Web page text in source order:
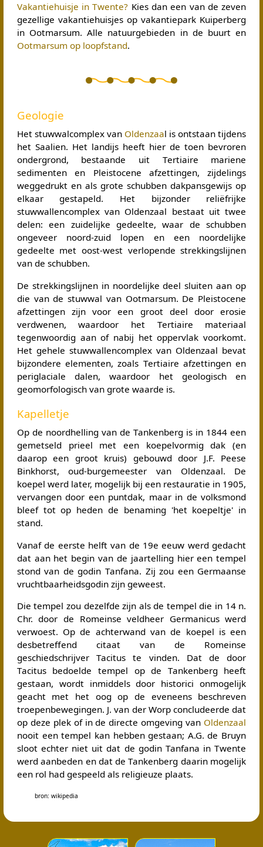
Vakantiehuisje in Twente? Kies dan een van de zeven
gezellige vakantiehuisjes op vakantiepark Kuiperberg
in Ootmarsum. Alle natuurgebieden in de buurt en
Ootmarsum op loopfstand.
Geologie
Het stuwwalcomplex van Oldenzaal is ontstaan tijdens
het Saalien. Het landijs heeft hier de toen bevroren
ondergrond, bestaande uit Tertiaire mariene
sedimenten en Pleistocene afzettingen, zijdelings
weggedrukt en als grote schubben dakpansgewijs op
elkaar gestapeld. Het bijzonder reliëfrijke
stuwwallencomplex van Oldenzaal bestaat uit twee
delen: een zuidelijke gedeelte, waar de schubben
ongeveer noord-zuid lopen en een noordelijke
gedeelte met oost-west verlopende strekkingslijnen
van de schubben.
De strekkingslijnen in noordelijke deel sluiten aan op
die van de stuwwal van Ootmarsum. De Pleistocene
afzettingen zijn voor een groot deel door erosie
verdwenen, waardoor het Tertiaire materiaal
tegenwoordig aan of nabij het oppervlak voorkomt.
Het gehele stuwwallencomplex van Oldenzaal bevat
bijzondere elementen, zoals Tertiaire afzettingen en
periglaciale dalen, waardoor het geologisch en
geomorfologisch van grote waarde is.
Kapelletje
Op de noordhelling van de Tankenberg is in 1844 een
gemetseld prieel met een koepelvormig dak (en
daarop een groot kruis) gebouwd door J.F. Peese
Binkhorst, oud-burgemeester van Oldenzaal. De
koepel werd later, mogelijk bij een restauratie in 1905,
vervangen door een puntdak, maar in de volksmond
bleef tot op heden de benaming 'het koepeltje' in
stand.
Vanaf de eerste helft van de 19e eeuw werd gedacht
dat aan het begin van de jaartelling hier een tempel
stond van de godin Tanfana. Zij zou een Germaanse
vruchtbaarheidsgodin zijn geweest.
Die tempel zou dezelfde zijn als de tempel die in 14 n.
Chr. door de Romeinse veldheer Germanicus werd
verwoest. Op de achterwand van de koepel is een
desbetreffend citaat van de Romeinse
geschiedschrijver Tacitus te vinden. Dat de door
Tacitus bedoelde tempel op de Tankenberg heeft
gestaan, wordt inmiddels door historici onmogelijk
geacht met het oog op de eveneens beschreven
troepenbewegingen. J. van der Worp concludeerde dat
op deze plek of in de directe omgeving van Oldenzaal
nooit een tempel kan hebben gestaan; A.G. de Bruyn
sloot echter niet uit dat de godin Tanfana in Twente
werd aanbeden en dat de Tankenberg daarin mogelijk
een rol had gespeeld als religieuze plaats.
bron: wikipedia